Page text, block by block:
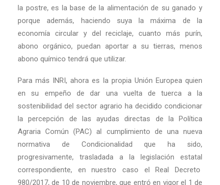
la postre, es la base de la alimentación de su ganado y
porque además, haciendo suya la máxima de la
economía circular y del reciclaje, cuanto más purín,
abono orgánico, puedan aportar a su tierras, menos
abono químico tendrá que utilizar.
Para más INRI, ahora es la propia Unión Europea quien
en su empeño de dar una vuelta de tuerca a la
sostenibilidad del sector agrario ha decidido condicionar
la percepción de las ayudas directas de la Política
Agraria Común (PAC) al cumplimiento de una nueva
normativa de Condicionalidad que ha sido,
progresivamente, trasladada a la legislación estatal
correspondiente, en nuestro caso el Real Decreto
980/2017, de 10 de noviembre, que entró en vigor el 1 de